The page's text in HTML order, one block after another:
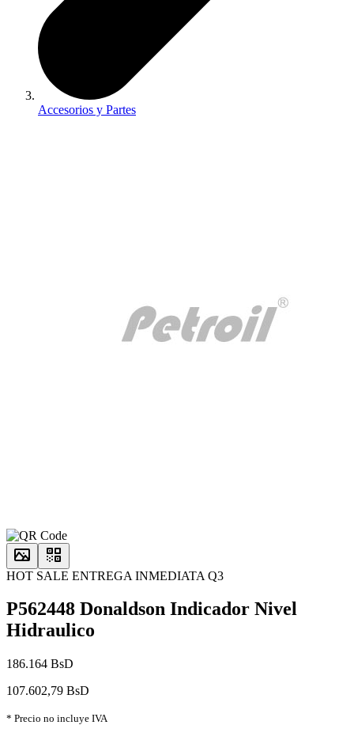
Accesorios y Partes
HOT SALE ENTREGA INMEDIATA Q3
P562448 Donaldson Indicador Nivel
Hidraulico
186.164 BsD
107.602,79 BsD
* Precio no incluye IVA